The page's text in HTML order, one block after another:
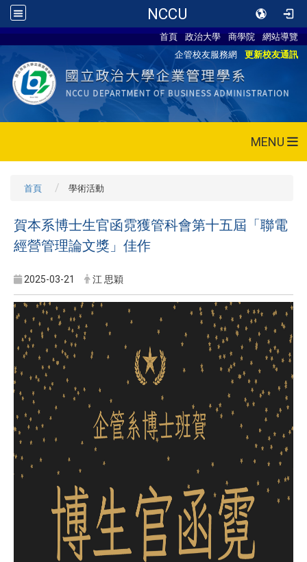
NCCU
首頁 政治大學 商學院
網站導覽
企管校友服務網
更新校友通訊
MENU
首頁 學術活動
賀本系博士生官函霓獲管科會第十五屆「聯電
經營管理論文獎」佳作
2025-03-21 江 思穎